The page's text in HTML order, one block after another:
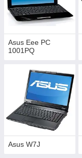
Asus Eee PC
1001PQ
Asus W7J